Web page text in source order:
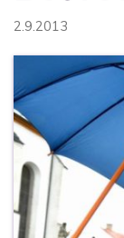
2.9.2013